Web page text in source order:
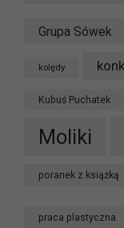
Grupa Sówek
kolędy
Kubuś Puchatek
Moliki
poranek z książką
praca plastyczna